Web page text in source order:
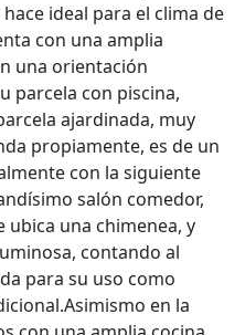
ideal para el clima de
con una amplia
una orientación
parcela con piscina,
ajardinada, muy
propiamente, es de un
con la siguiente
salón comedor,
ubica una chimenea, y
contando al
para su uso como
en la